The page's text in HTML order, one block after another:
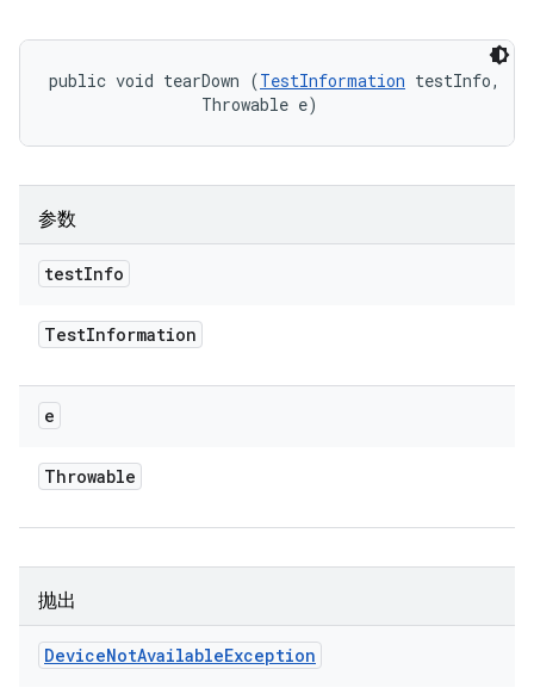
public void tearDown (TestInformation testInfo,
                Throwable e)
参数
testInfo
TestInformation
e
Throwable
抛出
DeviceNotAvailableException